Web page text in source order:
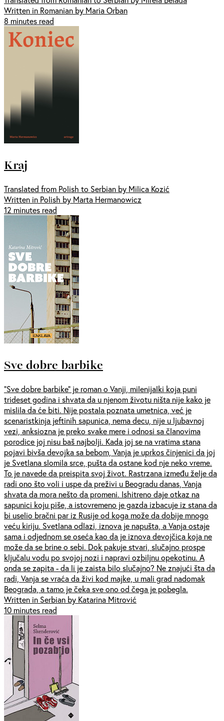
Written in Romanian by Maria Orban
8 minutes read
Kraj
Translated from Polish to Serbian by Milica Kozić
Written in Polish by Marta Hermanowicz
12 minutes read
Sve dobre barbike
“Sve dobre barbike” je roman o Vanji, milenijalki koja puni
trideset godina i shvata da u njenom životu ništa nije kako je
mislila da će biti. Nije postala poznata umetnica, već je
scenaristkinja jeftinih sapunica, nema decu, nije u ljubavnoj
vezi, anksiozna je preko svake mere i odnosi sa članovima
porodice joj nisu baš najbolji. Kada joj se na vratima stana
pojavi bivša devojka sa bebom, Vanja je uprkos činjenici da joj
je Svetlana slomila srce, pušta da ostane kod nje neko vreme.
To je navede da preispita svoj život. Rastrzana između želje da
radi ono što voli i uspe da preživi u Beogradu danas, Vanja
shvata da mora nešto da promeni. Ishitreno daje otkaz na
sapunici koju piše, a istovremeno je gazda izbacuje iz stana da
bi uselio bračni par iz Rusije od koga može da dobije mnogo
veću kiriju. Svetlana odlazi, iznova je napušta, a Vanja ostaje
sama i odjednom se oseća kao da je iznova devojčica koja ne
može da se brine o sebi. Dok pakuje stvari, slučajno prospe
ključalu vodu po svojoj nozi i napravi ozbiljnu opekotinu. A
onda se zapita - da li je zaista bilo slučajno? Ne znajući šta da
radi, Vanja se vraća da živi kod majke, u mali grad nadomak
Beograda, a tamo je čeka sve ono od čega je pobegla.
Written in Serbian by Katarina Mitrović
10 minutes read